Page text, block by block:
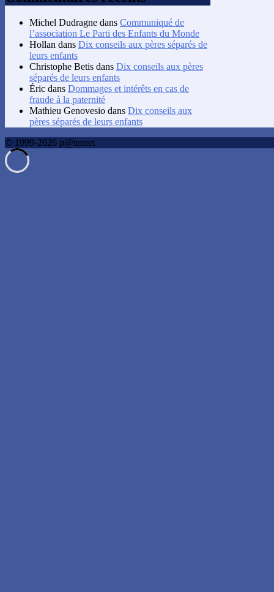
Michel Dudragne dans Communiqué de
l’association Le Parti des Enfants du Monde
Hollan dans Dix conseils aux pères séparés de
leurs enfants
Christophe Betis dans Dix conseils aux pères
séparés de leurs enfants
Éric dans Dommages et intérêts en cas de
fraude à la paternité
Mathieu Genovesio dans Dix conseils aux
pères séparés de leurs enfants
© 1999-2026 p@ternet